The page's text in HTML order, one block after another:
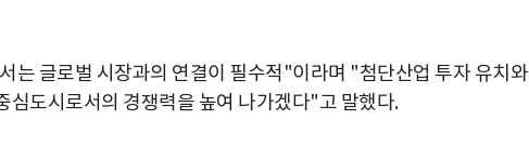
는 글로벌 시장과의 연결이 필수적"이라며 "첨단산업 투자 유치와
심도시로서의 경쟁력을 높여 나가겠다"고 말했다.